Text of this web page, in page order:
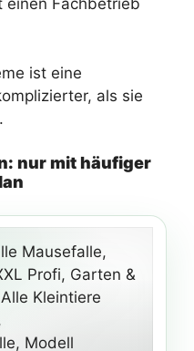
einen Fachbetrieb
ist eine
als sie
nur mit häufiger